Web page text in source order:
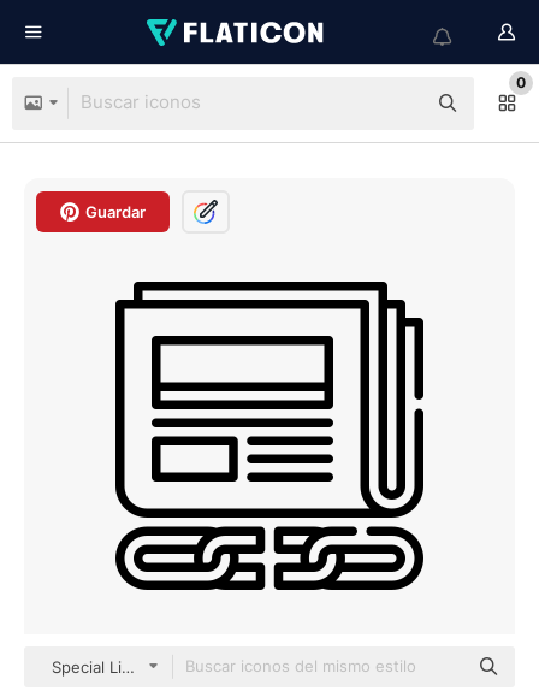
0
Guardar
Special Lineal